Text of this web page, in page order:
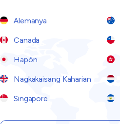
Alemanya
Canada
Hapón
Nagkakaisang Kaharian
Singapore